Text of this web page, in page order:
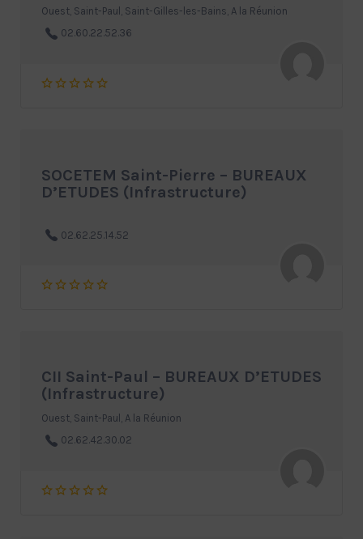
Ouest, Saint-Paul, Saint-Gilles-les-Bains, A la Réunion
02.60.22.52.36
SOCETEM Saint-Pierre – BUREAUX
D’ETUDES (Infrastructure)
02.62.25.14.52
CII Saint-Paul – BUREAUX D’ETUDES
(Infrastructure)
Ouest, Saint-Paul, A la Réunion
02.62.42.30.02